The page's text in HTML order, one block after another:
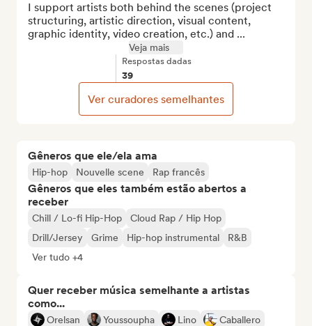
Gêneros que ele/ela ama
Hip-hop Nouvelle scene Rap francês
Gêneros que eles também estão abertos a
receber
Chill / Lo-fi Hip-Hop
Cloud Rap / Hip Hop
Drill/Jersey
Grime Hip-hop instrumental
R&B
Ver tudo +4
Quer receber música semelhante a artistas
como...
Orelsan Youssoupha Lino
Caballero
I support artists both behind the scenes (project
structuring, artistic direction, visual content,
graphic identity, video creation, etc.) and ...
Veja mais
Respostas dadas
39
Ver curadores semelhantes